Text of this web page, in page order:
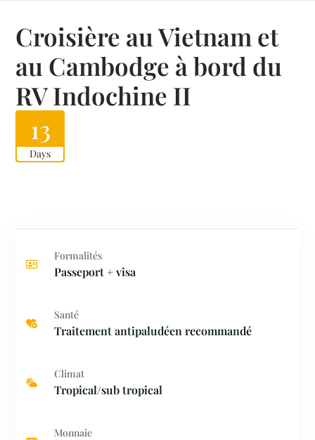
Croisière au Vietnam et
au Cambodge à bord du
RV Indochine II
13
Days
Formalités
Passeport + visa
Santé
Traitement antipaludéen recommandé
Climat
Tropical/sub tropical
Monnaie